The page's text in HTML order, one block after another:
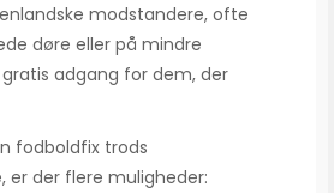
modstandere, ofte
døre eller på mindre
adgang for dem, der
fodboldfix trods
er der flere muligheder: